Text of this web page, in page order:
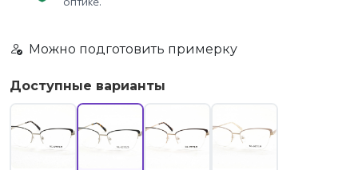
Можно подготовить примерку
Доступные варианты